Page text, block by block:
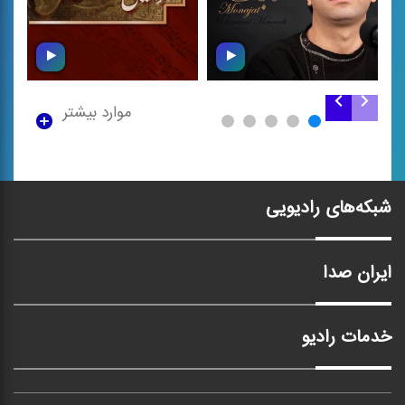
موارد بیشتر
شبکه‌های رادیویی
ایران صدا
خدمات رادیو